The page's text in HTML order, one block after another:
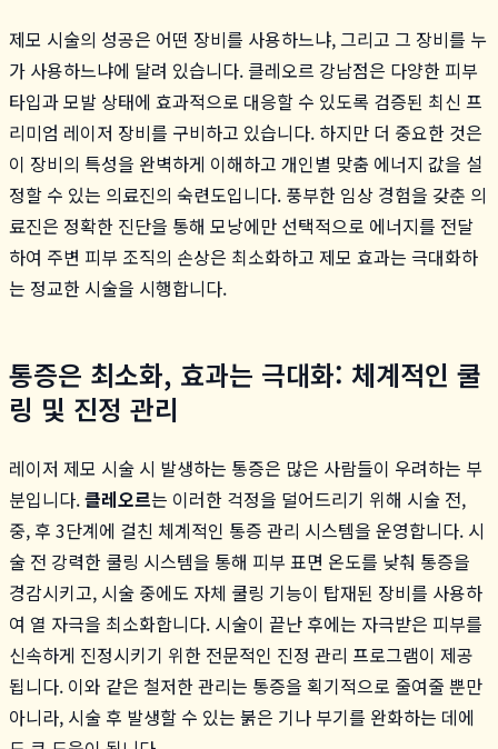
제모 시술의 성공은 어떤 장비를 사용하느냐, 그리고 그 장비를 누
가 사용하느냐에 달려 있습니다. 클레오르 강남점은 다양한 피부
타입과 모발 상태에 효과적으로 대응할 수 있도록 검증된 최신 프
리미엄 레이저 장비를 구비하고 있습니다. 하지만 더 중요한 것은
이 장비의 특성을 완벽하게 이해하고 개인별 맞춤 에너지 값을 설
정할 수 있는 의료진의 숙련도입니다. 풍부한 임상 경험을 갖춘 의
료진은 정확한 진단을 통해 모낭에만 선택적으로 에너지를 전달
하여 주변 피부 조직의 손상은 최소화하고 제모 효과는 극대화하
는 정교한 시술을 시행합니다.
통증은 최소화, 효과는 극대화: 체계적인 쿨
링 및 진정 관리
레이저 제모 시술 시 발생하는 통증은 많은 사람들이 우려하는 부
분입니다.클레오르는 이러한 걱정을 덜어드리기 위해 시술 전,
중, 후 3단계에 걸친 체계적인 통증 관리 시스템을 운영합니다. 시
술 전 강력한 쿨링 시스템을 통해 피부 표면 온도를 낮춰 통증을
경감시키고, 시술 중에도 자체 쿨링 기능이 탑재된 장비를 사용하
여 열 자극을 최소화합니다. 시술이 끝난 후에는 자극받은 피부를
신속하게 진정시키기 위한 전문적인 진정 관리 프로그램이 제공
됩니다. 이와 같은 철저한 관리는 통증을 획기적으로 줄여줄 뿐만
아니라, 시술 후 발생할 수 있는 붉은 기나 부기를 완화하는 데에